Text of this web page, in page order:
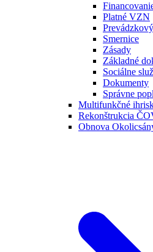
Platné VZN
Smernice
Zásady
Základné
Sociálne
Dokumenty
Správne
Multifunkčné
Rekonštrukcia
Obnova